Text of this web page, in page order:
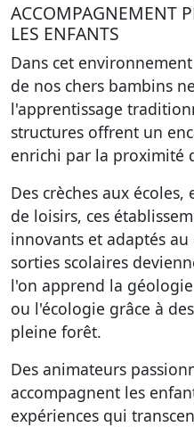
ACCOMPAGNEMENT
LES ENFANTS
Dans cet
de nos chers bambins
l'apprentissage
structures offrent un
enrichi par la proximité
Des crèches aux
de loisirs, ces
innovants et adaptés
sorties scolaires
l'on apprend la
ou l'écologie grâce à
pleine forêt.
Des animateurs
accompagnent les
expériences qui